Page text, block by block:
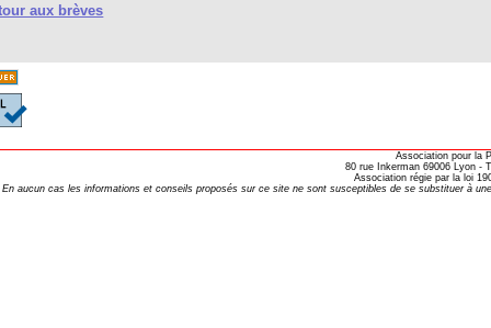
aux brèves
Association pour la
80 rue Inkerman 69006 Lyon -
Association régie par la loi
En aucun cas les informations et conseils proposés sur ce site ne sont susceptibles de se substituer à